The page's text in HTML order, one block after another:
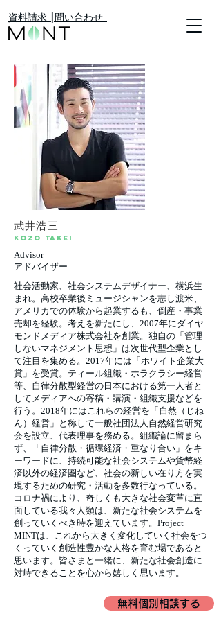
​資料請求 |​問い合わせ
武井浩三
kozo takei
Advisor
アドバイザー
社会活動家、社会システムデザイナー、横浜生
まれ。高校卒業後ミュージシャンを志し渡米、
アメリカでの体験から起業するも、倒産・事業
売却を経験。考えを新たにし、2007年にダイヤ
モンドメディア株式会社を創業。独自の「管理
しないマネジメント思想」は次世代型企業とし
て注目を集める。2017年には「ホワイト企業大
賞」を受賞。ティール組織・ホラクラシー経営
等、自律分散型経営の日本における第一人者と
してメディアへの寄稿・講演・組織支援などを
行う。2018年にはこれらの経営を「自然（じね
ん）経営」と称して一般社団法人自然経営研究
会を設立、代表理事を務める。組織論に留まら
ず、「自律分散・循環経済・重なり合い」をキ
ーワードに、持続可能な社会システムや貨幣経
済以外の経済圏など、社会の新しい在り方を実
現するための研究・活動を多数行なっている。
コロナ禍により、奇しくも大きな社会変革に直
面している我々人類は、新たな社会システムを
創っていくべき時を迎えています。Project
MINTは、これから大きく変化していく社会をつ
くっていく創造性豊かな人格を育む場であると
思います。皆さまと一緒に、新たな社会創造に
対峙できることを心から嬉しく思います。
無料個別相談する